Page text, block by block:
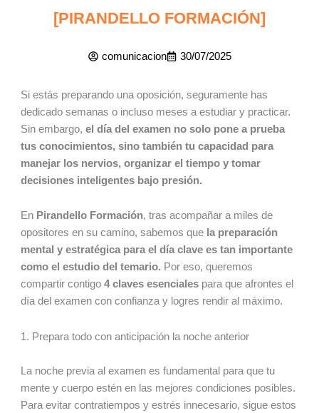
[PIRANDELLO FORMACIÓN]
comunicacion 30/07/2025
Si estás preparando una oposición, seguramente has
dedicado semanas o incluso meses a estudiar y practicar.
Sin embargo, el día del examen no solo pone a prueba
tus conocimientos, sino también tu capacidad para
manejar los nervios, organizar el tiempo y tomar
decisiones inteligentes bajo presión.
En Pirandello Formación, tras acompañar a miles de
opositores en su camino, sabemos que la preparación
mental y estratégica para el día clave es tan importante
como el estudio del temario. Por eso, queremos
compartir contigo 4 claves esencialespara que afrontes el
día del examen con confianza y logres rendir al máximo.
1. Prepara todo con anticipación la noche anterior
La noche previa al examen es fundamental para que tu
mente y cuerpo estén en las mejores condiciones posibles.
Para evitar contratiempos y estrés innecesario, sigue estos